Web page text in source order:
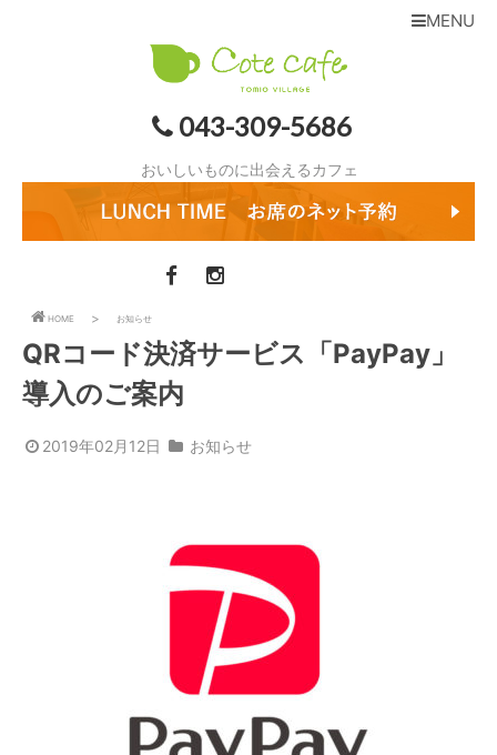
043-309-5686
おいしいものに出会えるカフェ
MENU
HOME お知らせ
QRコード決済サービス「PayPay」
導入のご案内
2019年02月12日 お知らせ